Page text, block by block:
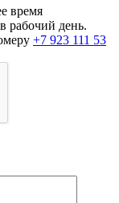
время
рабочий день.
+7 923 111 53